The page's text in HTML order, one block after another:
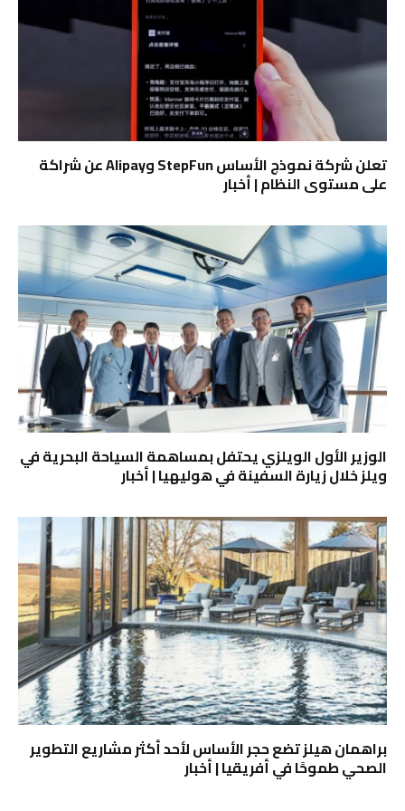
تعلن شركة نموذج الأساس StepFun وAlipay عن شراكة
على مستوى النظام | أخبار
الوزير الأول الويلزي يحتفل بمساهمة السياحة البحرية في
ويلز خلال زيارة السفينة في هوليهيا | أخبار
براهمان هيلز تضع حجر الأساس لأحد أكثر مشاريع التطوير
الصحي طموحًا في أفريقيا | أخبار